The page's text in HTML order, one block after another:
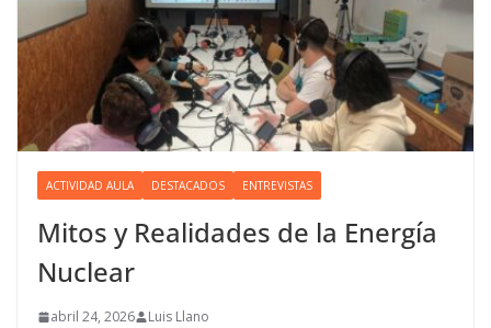
ACTIVIDAD AULA DESTACADOS ENTREVISTAS
Mitos y Realidades de la Energía
Nuclear
abril 24, 2026 Luis Llano